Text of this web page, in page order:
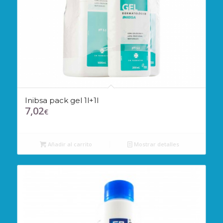
Inibsa pack gel 1l+1l
7,02€
Añadir al carrito Mostrar detalles